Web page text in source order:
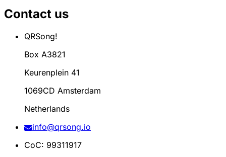
Contact us
QRSong!
Box A3821
Keurenplein 41
1069CD Amsterdam
Netherlands
info@qrsong.io
CoC: 99311917